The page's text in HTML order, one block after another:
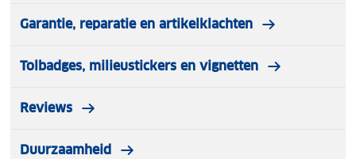
Garantie, reparatie en artikelklachten
Tolbadges, milieustickers en vignetten
Reviews
Duurzaamheid